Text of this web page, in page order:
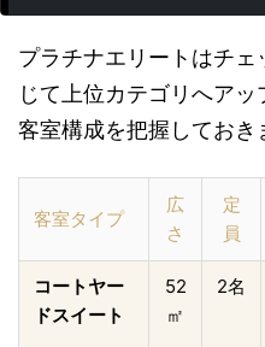
プラチナエリートはチ
じて上位カテゴリへア
客室構成を把握しておき
客室タイプ
広
さ
定
員
コートヤー
ドスイート
52
㎡
2名